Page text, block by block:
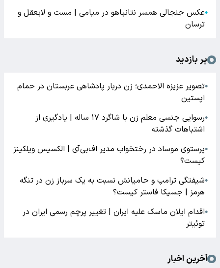
●عکس جنجالی همسر نتانیاهو در میامی | مست و لایعقل و
ترسان
پر بازدید
●تصویر عزیزه الاحمدی؛ زن دربار پادشاهی عربستان در حمام
اپستین
●
رسوایی جنسی معلم زن با شاگرد ۱۷ ساله | یادگیری از
اشتباهات گذشته
●پرستوی موساد در رختخواب مدیر اف‌بی‌آی | الکسیس ویلکینز
کیست؟
●شیفتگی ترامپ و حامیانش نسبت به یک سرباز زن در تنگه
هرمز | جسیکا فاستر کیست؟
●اقدام ایلان ماسک علیه ایران | تغییر پرچم رسمی ایران در
توئیتر
آخرین اخبار